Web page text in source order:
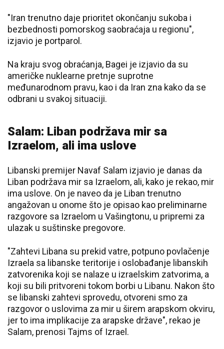
"Iran trenutno daje prioritet okončanju sukoba i
bezbednosti pomorskog saobraćaja u regionu",
izjavio je portparol.
Na kraju svog obraćanja, Bagei je izjavio da su
američke nuklearne pretnje suprotne
međunarodnom pravu, kao i da Iran zna kako da se
odbrani u svakoj situaciji.
Salam: Liban podržava mir sa
Izraelom, ali ima uslove
Libanski premijer Navaf Salam izjavio je danas da
Liban podržava mir sa Izraelom, ali, kako je rekao, mir
ima uslove. On je naveo da je Liban trenutno
angažovan u onome što je opisao kao preliminarne
razgovore sa Izraelom u Vašingtonu, u pripremi za
ulazak u suštinske pregovore.
"Zahtevi Libana su prekid vatre, potpuno povlačenje
Izraela sa libanske teritorije i oslobađanje libanskih
zatvorenika koji se nalaze u izraelskim zatvorima, a
koji su bili pritvoreni tokom borbi u Libanu. Nakon što
se libanski zahtevi sprovedu, otvoreni smo za
razgovor o uslovima za mir u širem arapskom okviru,
jer to ima implikacije za arapske države", rekao je
Salam, prenosi Tajms of Izrael.